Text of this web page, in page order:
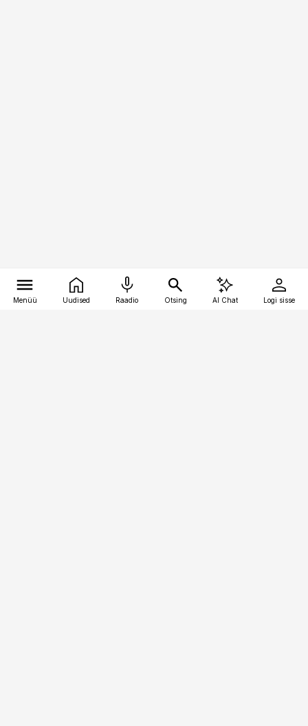
Menüü Uudised Raadio Otsing AI Chat Logi sisse